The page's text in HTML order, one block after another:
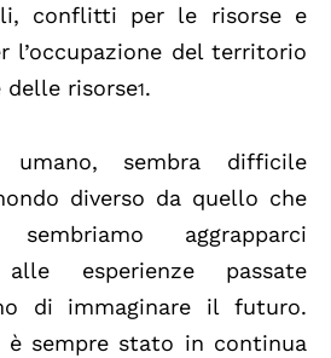
conflitti per le risorse e
l’occupazione del territorio
delle risorse1.
sembra difficile
diverso da quello che
aggrapparci
alle esperienze passate
di immaginare il futuro.
è sempre stato in continua